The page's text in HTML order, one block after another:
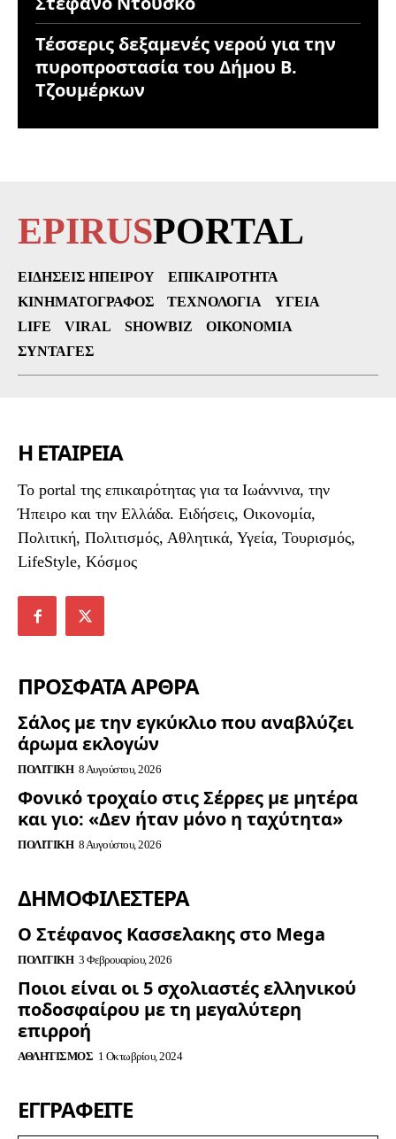
Τέσσερις δεξαμενές νερού για την
πυροπροστασία του Δήμου Β.
Τζουμέρκων
EPIRUSPORTAL
ΕΙΔΉΣΕΙΣ ΗΠΕΊΡΟΥ
ΕΠΙΚΑΙΡΌΤΗΤΑ
ΚΙΝΗΜΑΤΟΓΡΆΦΟΣ
ΤΕΧΝΟΛΟΓΊΑ
ΥΓΕΊΑ
LIFE
VIRAL SHOWBIZ
ΟΙΚΟΝΟΜΊΑ
ΣΥΝΤΑΓΈΣ
Η ΕΤΑΙΡΕΙΑ
To portal της επικαιρότητας για τα Ιωάννινα, την
Ήπειρο και την Ελλάδα. Ειδήσεις, Οικονομία,
Πολιτική, Πολιτισμός, Αθλητικά, Υγεία, Τουρισμός,
LifeStyle, Κόσμος
ΠΡΟΣΦΑΤΑ ΑΡΘΡΑ
Σάλος με την εγκύκλιο που αναβλύζει
άρωμα εκλογών
ΠΟΛΙΤΙΚΉ 8 Αυγούστου, 2026
Φονικό τροχαίο στις Σέρρες με μητέρα
και γιο: «Δεν ήταν μόνο η ταχύτητα»
ΠΟΛΙΤΙΚΉ 8 Αυγούστου, 2026
ΔΗΜΟΦΙΛΈΣΤΕΡΑ
Ο Στέφανος Κασσελακης στο Mega
ΠΟΛΙΤΙΚΉ 3 Φεβρουαρίου, 2026
Ποιοι είναι οι 5 σχολιαστές ελληνικού
ποδοσφαίρου με τη μεγαλύτερη
επιρροή
ΑΘΛΗΤΙΣΜΌΣ 1 Οκτωβρίου, 2024
ΕΓΓΡΑΦΕΊΤΕ